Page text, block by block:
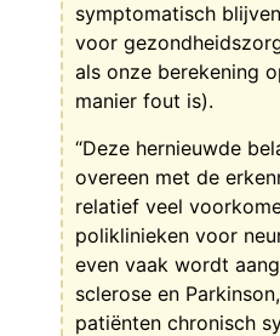
symptomatisch
voor
als onze berekening
manier fout is).
“Deze hernieuwde
overeen met de
relatief veel
poliklinieken voor
even vaak wordt
sclerose en
patiënten chronisch